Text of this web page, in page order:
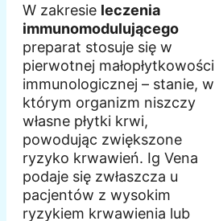
W zakresie leczenia
immunomodulującego
preparat stosuje się w
pierwotnej małopłytkowości
immunologicznej – stanie, w
którym organizm niszczy
własne płytki krwi,
powodując zwiększone
ryzyko krwawień. Ig Vena
podaje się zwłaszcza u
pacjentów z wysokim
ryzykiem krwawienia lub